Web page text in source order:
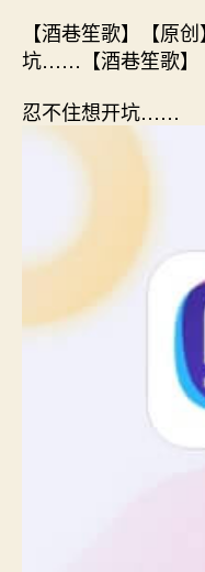
【酒巷笙歌】【原
坑……【酒巷笙歌】
忍不住想开坑……